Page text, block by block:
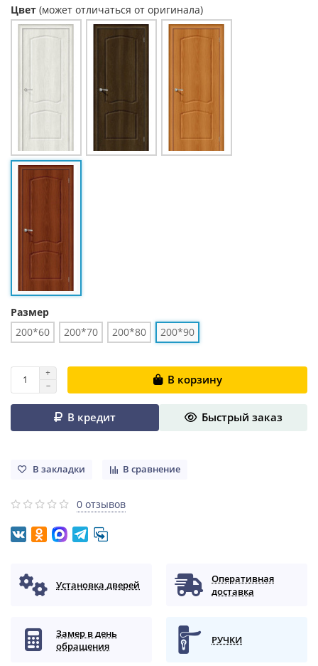
Цвет (может отличаться от оригинала)
Размер
200*60
200*70 200*80 200*90
В корзину
В кредит Быстрый заказ
В закладки В сравнение
0 отзывов
Установка дверей
Оперативная
доставка
Замер в день
обращения
РУЧКИ